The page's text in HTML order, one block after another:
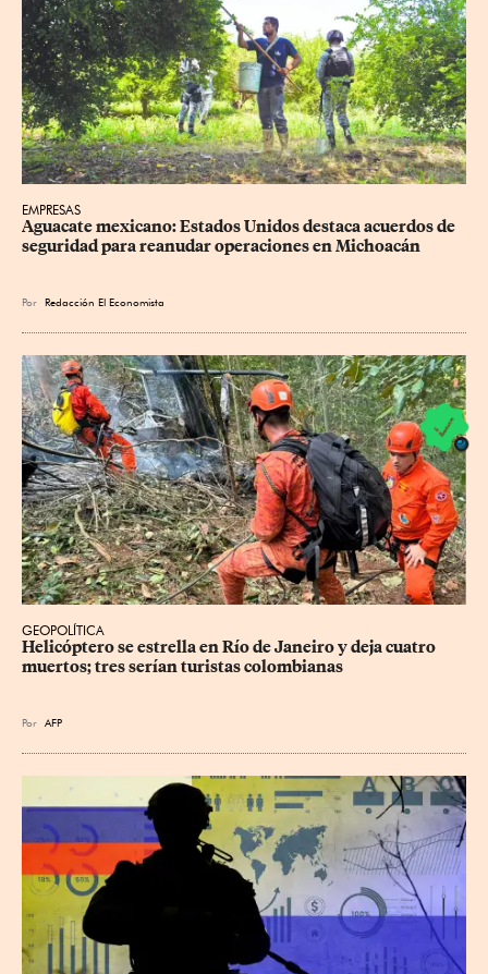
EMPRESAS
Aguacate mexicano: Estados Unidos destaca acuerdos de
seguridad para reanudar operaciones en Michoacán
Por Redacción El Economista
GEOPOLÍTICA
Helicóptero se estrella en Río de Janeiro y deja cuatro
muertos; tres serían turistas colombianas
Por AFP